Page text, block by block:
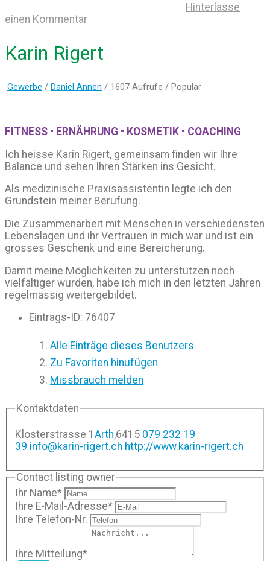
Hinterlasse
einen Kommentar
Karin Rigert
Gewerbe / Daniel Annen / 1607 Aufrufe / Popular
FITNESS • ERNÄHRUNG • KOSMETIK • COACHING
Ich heisse Karin Rigert, gemeinsam finden wir Ihre
Balance und sehen Ihren Stärken ins Gesicht.
Als medizinische Praxisassistentin legte ich den
Grundstein meiner Berufung.
Die Zusammenarbeit mit Menschen in verschiedensten
Lebenslagen und ihr Vertrauen in mich war und ist ein
grosses Geschenk und eine Bereicherung.
Damit meine Möglichkeiten zu unterstützen noch
vielfältiger wurden, habe ich mich in den letzten Jahren
regelmässig weitergebildet.
Eintrags-ID: 76407
Alle Einträge dieses Benutzers
Zu Favoriten hinufügen
Missbrauch melden
Kontaktdaten
Klosterstrasse 1Arth,6415 079 232 19
39 info@karin-rigert.ch http://www.karin-rigert.ch
Contact listing owner
Ihr Name*
Ihre E-Mail-Adresse*
Ihre Telefon-Nr.
Ihre Mitteilung*